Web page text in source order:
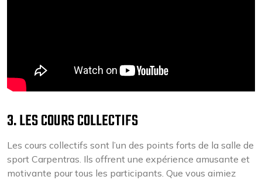
3. LES COURS COLLECTIFS
Les cours collectifs sont l’un des points forts de la salle de
sport Carpentras. Ils offrent une expérience amusante et
motivante pour tous les participants. Que vous aimiez